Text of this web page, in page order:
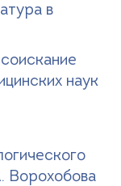
в
наук
Ворохобова